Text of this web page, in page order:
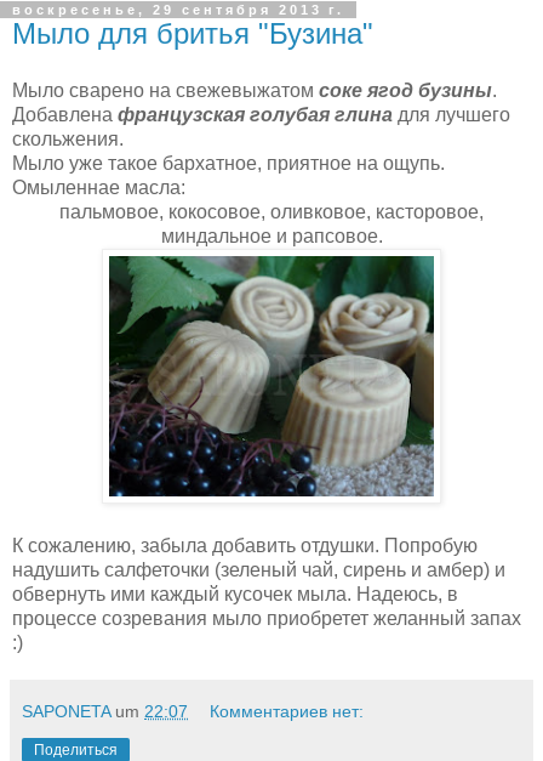
воскресенье, 29 сентября 2013 г.
Мыло для бритья "Бузина"
Мыло сварено на свежевыжатом соке ягод бузины.
Добавлена французская голубая глина для лучшего
скольжения.
Мыло уже такое бархатное, приятное на ощупь.
Омыленнае масла:
пальмовое, кокосовое, оливковое, касторовое,
миндальное и рапсовое.
К сожалению, забыла добавить отдушки. Попробую
надушить салфеточки (зеленый чай, сирень и амбер) и
обвернуть ими каждый кусочек мыла. Надеюсь, в
процессе созревания мыло приобретет желанный запах
:)
SAPONETA um 22:07 Комментариев нет:
Поделиться